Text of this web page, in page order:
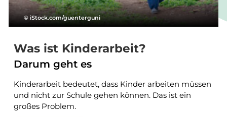
© iStock.com/guenterguni
Was ist Kinderarbeit?
Darum geht es
Kinderarbeit bedeutet, dass Kinder arbeiten müssen
und nicht zur Schule gehen können. Das ist ein
großes Problem.